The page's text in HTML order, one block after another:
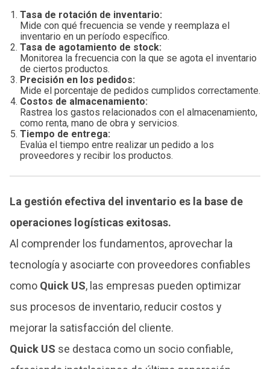
Tasa de rotación de inventario:
Mide con qué frecuencia se vende y reemplaza el
inventario en un período específico.
Tasa de agotamiento de stock:
Monitorea la frecuencia con la que se agota el inventario
de ciertos productos.
Precisión en los pedidos:
Mide el porcentaje de pedidos cumplidos correctamente.
Costos de almacenamiento:
Rastrea los gastos relacionados con el almacenamiento,
como renta, mano de obra y servicios.
Tiempo de entrega:
Evalúa el tiempo entre realizar un pedido a los
proveedores y recibir los productos.
La gestión efectiva del inventario es la base de
operaciones logísticas exitosas.
Al comprender los fundamentos, aprovechar la
tecnología y asociarte con proveedores confiables
como Quick US, las empresas pueden optimizar
sus procesos de inventario, reducir costos y
mejorar la satisfacción del cliente.
Quick US se destaca como un socio confiable,